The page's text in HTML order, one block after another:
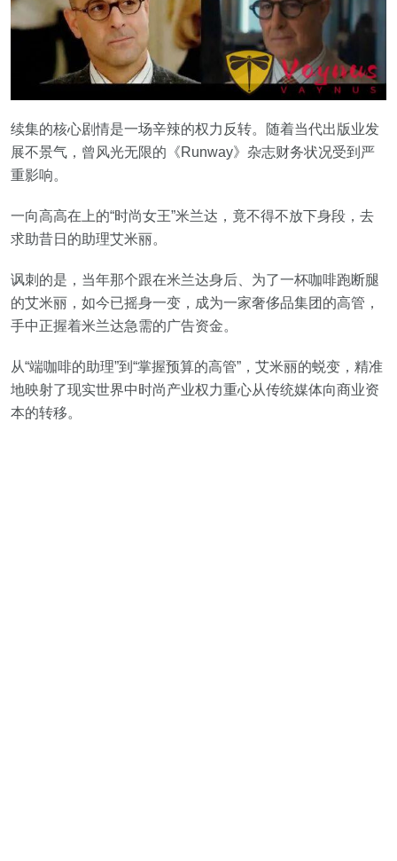
续集的核心剧情是一场辛辣的权力反转。随着当代出版业发
展不景气，曾风光无限的《Runway》杂志财务状况受到严
重影响。
一向高高在上的“时尚女王”米兰达，竟不得不放下身段，去
求助昔日的助理艾米丽。
讽刺的是，当年那个跟在米兰达身后、为了一杯咖啡跑断腿
的艾米丽，如今已摇身一变，成为一家奢侈品集团的高管，
手中正握着米兰达急需的广告资金。
从“端咖啡的助理”到“掌握预算的高管”，艾米丽的蜕变，精准
地映射了现实世界中时尚产业权力重心从传统媒体向商业资
本的转移。